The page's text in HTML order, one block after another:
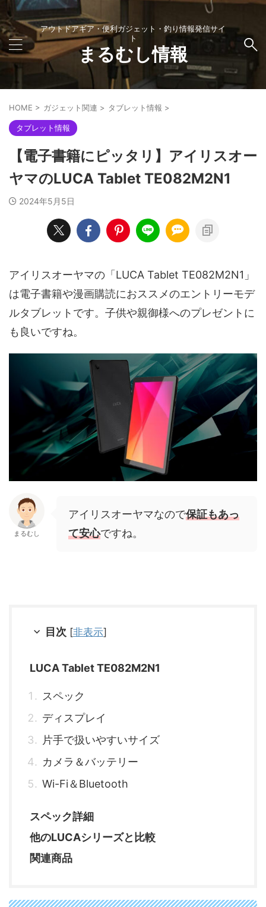
アウトドアギア・便利ガジェット・釣り情報発信サイ
ト
まるむし情報
HOME > ガジェット関連 > タブレット情報 >
タブレット情報
【電子書籍にピッタリ】アイリスオー
ヤマのLUCA Tablet TE082M2N1
2024年5月5日
アイリスオーヤマの「LUCA Tablet TE082M2N1」
は電子書籍や漫画購読におススメのエントリーモデ
ルタブレットです。子供や親御様へのプレゼントに
も良いですね。
まるむし
アイリスオーヤマなので保証もあっ
て安心ですね。
目次 [非表示]
LUCA Tablet TE082M2N1
スペック
ディスプレイ
片手で扱いやすいサイズ
カメラ＆バッテリー
Wi-Fi＆Bluetooth
スペック詳細
他のLUCAシリーズと比較
関連商品